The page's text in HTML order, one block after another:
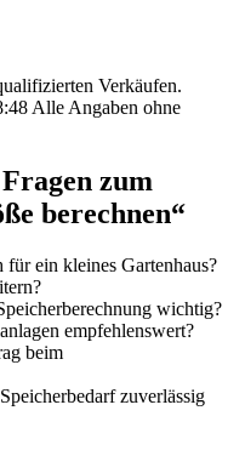
Verkäufen.
Alle Angaben ohne
zum
berechnen“
ein kleines Gartenhaus?
wichtig?
empfehlenswert?
beim
zuverlässig